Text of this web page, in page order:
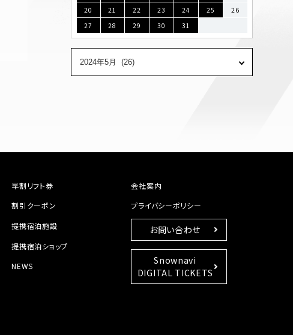
20
21 22 23 24 25
26
27
28 29 30 31
早割リフト券
割引クーポン
提携宿泊施設
提携宿泊ショップ
NEWS
会社案内
プライバシーポリシー
お問い合わせ
Snownavi
DIGITAL TICKETS